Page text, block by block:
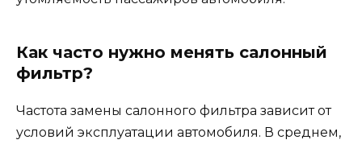
Как часто нужно менять салонный
фильтр?
Частота замены салонного фильтра зависит от
условий эксплуатации автомобиля. В среднем,